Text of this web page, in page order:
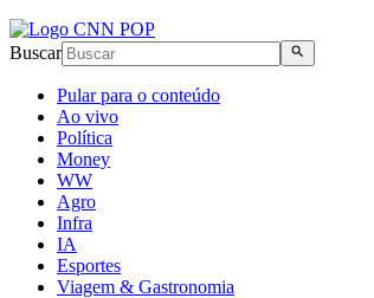
Buscar
Pular para o conteúdo
Ao vivo
Política
Money
WW
Agro
Infra
IA
Esportes
Viagem & Gastronomia